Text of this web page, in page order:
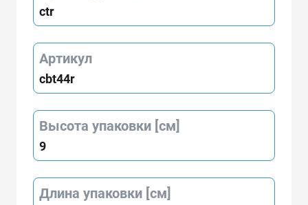
ctr
Артикул
cbt44r
Высота упаковки [см]
9
Длина упаковки [см]